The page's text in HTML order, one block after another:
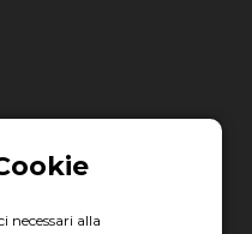
necessari alla